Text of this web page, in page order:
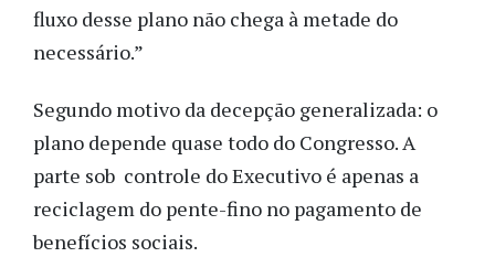
fluxo desse plano não chega à metade do
necessário.”
Segundo motivo da decepção generalizada: o
plano depende quase todo do Congresso. A
parte sob controle do Executivo é apenas a
reciclagem do pente-fino no pagamento de
benefícios sociais.